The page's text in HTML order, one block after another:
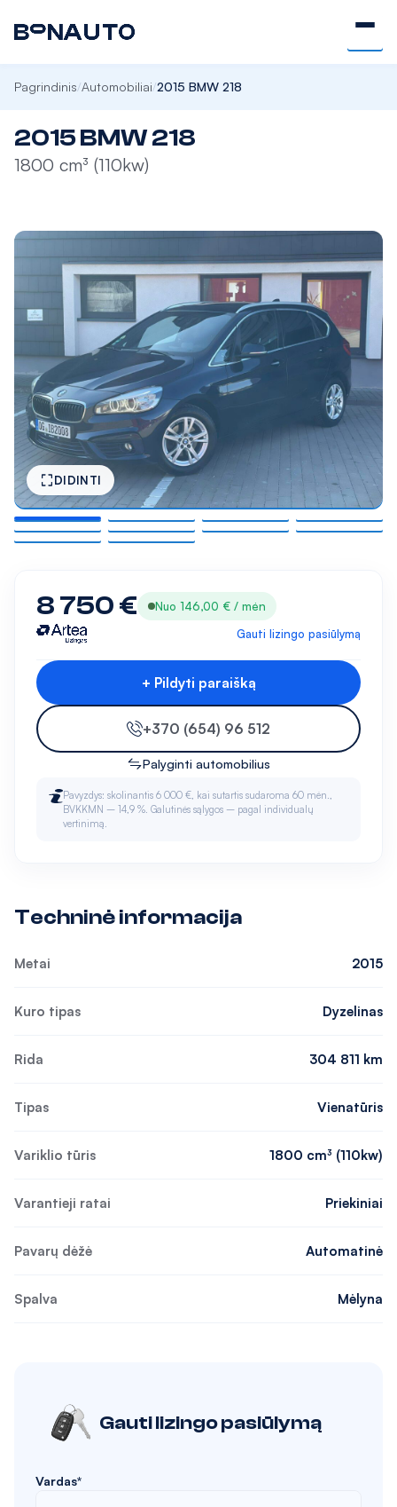
Pagrindinis/Automobiliai/2015 BMW 218
2015 BMW 218
1800 cm³ (110kw)
DIDINTI
8 750 €
Nuo 146,00 € / mėn
Gauti lizingo pasiūlymą
+ Pildyti paraišką
+370 (654) 96 512
Palyginti automobilius
Pavyzdys: skolinantis 6 000 €, kai sutartis sudaroma 60 mėn.,
BVKKMN – 14,9 %. Galutinės sąlygos – pagal individualų
vertinimą.
Techninė informacija
Metai 2015
Kuro tipas Dyzelinas
Rida 304 811 km
Tipas Vienatūris
Variklio tūris 1800 cm³ (110kw)
Varantieji ratai Priekiniai
Pavarų dėžė Automatinė
Spalva Mėlyna
Gauti lizingo pasiūlymą
Vardas*